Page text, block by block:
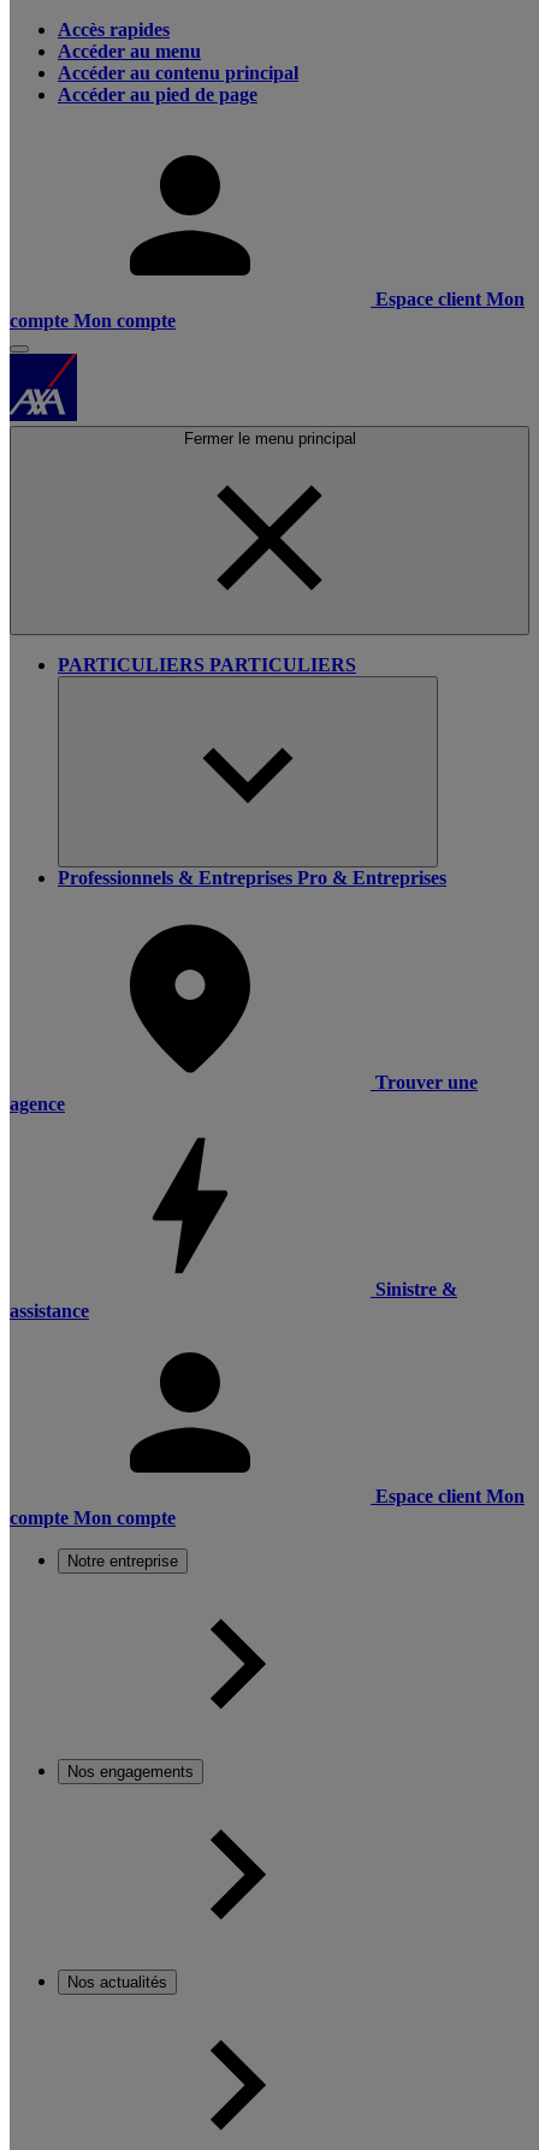
Accès rapides
Accéder au menu
Accéder au contenu principal
Accéder au pied de page
Espace client Mon
compte Mon compte
Fermer le menu principal
PARTICULIERS PARTICULIERS
Professionnels & Entreprises Pro & Entreprises
Trouver une
agence
Sinistre &
assistance
Espace client Mon
compte Mon compte
Notre entreprise
Nos engagements
Nos actualités